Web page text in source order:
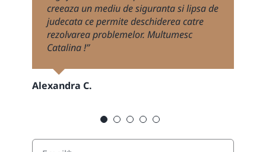
creeaza un mediu de siguranta si lipsa de
judecata ce permite deschiderea catre
rezolvarea problemelor. Multumesc
Catalina !’’
Alexandra C.
Multumim pentru contributia ta la
evolutia cuplului si pentru dezvoltarea
mea personala!’’
Loredana D.
Mădălina